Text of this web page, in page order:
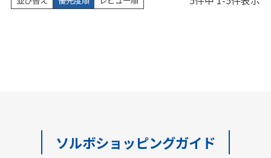
ソルボショッピングガイド